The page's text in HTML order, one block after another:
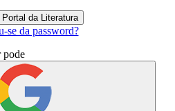
se da password?
pode